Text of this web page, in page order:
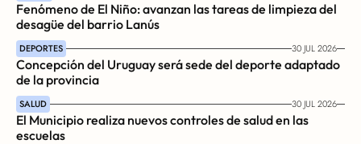
Fenómeno de El Niño: avanzan las tareas de limpieza del
desagüe del barrio Lanús
DEPORTES 30 JUL 2026
Concepción del Uruguay será sede del deporte adaptado
de la provincia
SALUD 30 JUL 2026
El Municipio realiza nuevos controles de salud en las
escuelas